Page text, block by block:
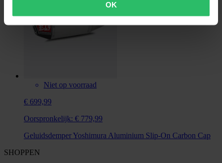
OK
Niet op voorraad
€ 699,99
Oorspronkelijk: € 779,99
Geluidsdemper Yoshimura Aluminium Slip-On Carbon Cap
SHOPPEN